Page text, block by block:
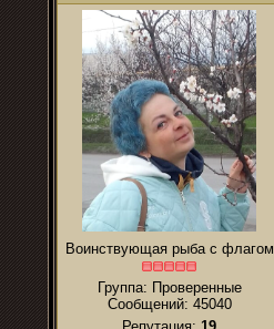
Воинствующая рыба с флагом
Группа: Проверенные
Сообщений: 45040